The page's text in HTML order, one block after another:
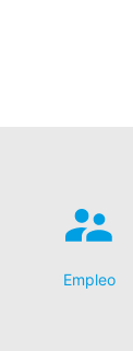
Empleo